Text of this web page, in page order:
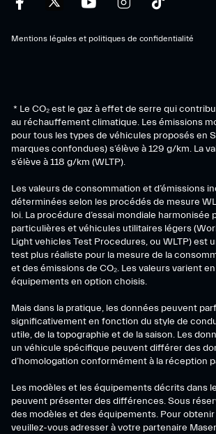
Mentions légales et politiques de confidentialité
* Le CO₂ est le gaz à effet de serre qui
au réchauffement climatique. Les émissions
pour tous les types de véhicules proposés en
marques confondues) s’élève à 129 g/km. La
s’élève à 118 g/km (WLTP).
Les valeurs de consommation et d’émissions
déterminées selon les procédés de mesure
loi. La procédure d’essai mondiale harmonisée
particulières et véhicules utilitaires légers
Light vehicles Test Procedures, ou WLTP) est
test plus réaliste pour la mesure de la
et des émissions de CO₂. Les valeurs varient
équipements en option choisis.
Mais dans la pratique, les données peuvent
significativement en fonction du style de
utile, de la topographie et de la saison. Les
un véhicule spécifique peuvent différer des
d’homologation conformément à la réception
Les modèles et les équipements décrits dans
peuvent présenter des différences. Sous
des modèles et des équipements. Pour
veuillez-vous adresser à votre partenaire